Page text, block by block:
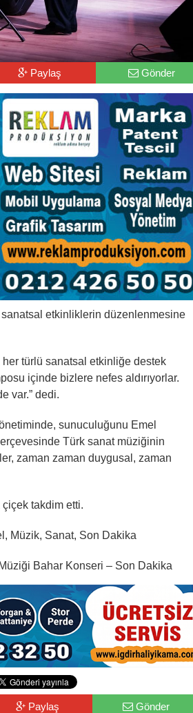
Paylaş Gönder
etkinliklerin düzenlenmesine
türlü sanatsal etkinliğe destek
içinde bizlere nefes aldırıyorlar.
var.” dedi.
sunuculuğunu Emel
Türk sanat müziğinin
zaman zaman duygusal, zaman
takdim etti.
Müzik, Sanat, Son Dakika
Bahar Konseri – Son Dakika
Paylaş Gönder